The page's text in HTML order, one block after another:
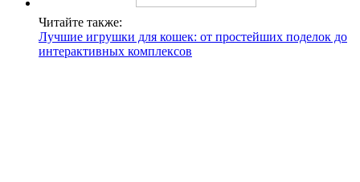
Читайте также:
Лучшие игрушки для кошек: от простейших поделок до
интерактивных комплексов